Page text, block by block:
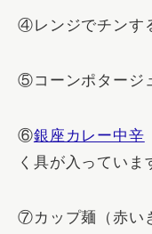
④レンジでチンす
⑤コーンポタージ
⑥銀座カレー中辛
く具が入っていま
⑦カップ麺（赤い